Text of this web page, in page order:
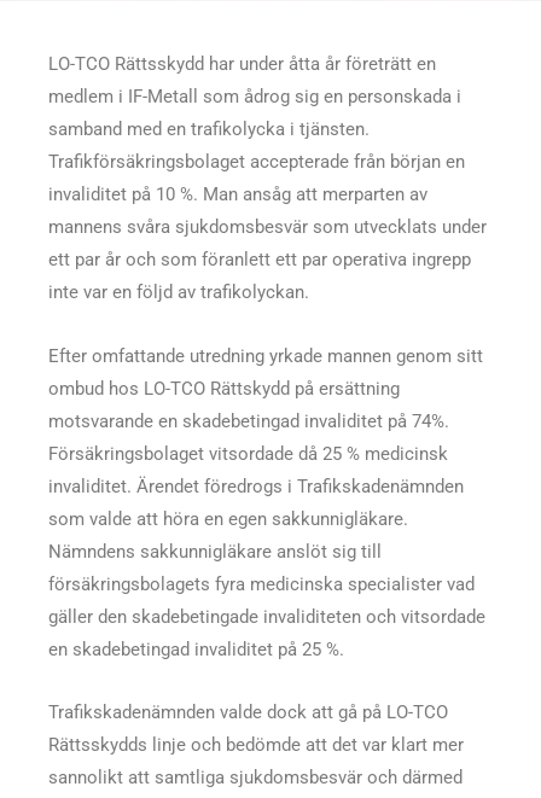
LO-TCO Rättsskydd har under åtta år företrätt en
medlem i IF-Metall som ådrog sig en personskada i
samband med en trafikolycka i tjänsten.
Trafikförsäkringsbolaget accepterade från början en
invaliditet på 10 %. Man ansåg att merparten av
mannens svåra sjukdomsbesvär som utvecklats under
ett par år och som föranlett ett par operativa ingrepp
inte var en följd av trafikolyckan.
Efter omfattande utredning yrkade mannen genom sitt
ombud hos LO-TCO Rättskydd på ersättning
motsvarande en skadebetingad invaliditet på 74%.
Försäkringsbolaget vitsordade då 25 % medicinsk
invaliditet. Ärendet föredrogs i Trafikskadenämnden
som valde att höra en egen sakkunnigläkare.
Nämndens sakkunnigläkare anslöt sig till
försäkringsbolagets fyra medicinska specialister vad
gäller den skadebetingade invaliditeten och vitsordade
en skadebetingad invaliditet på 25 %.
Trafikskadenämnden valde dock att gå på LO-TCO
Rättsskydds linje och bedömde att det var klart mer
sannolikt att samtliga sjukdomsbesvär och därmed